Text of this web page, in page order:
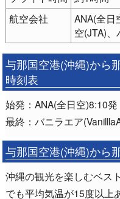
航空会社
ANA(全日
空(JTA)、
与那国空港(沖縄)から
時刻表
始発：ANA(全日空)8:10発
最終：バニラエア
与那国空港(沖縄)から
沖縄の観光を楽しむベス
でも平均気温が15度以上